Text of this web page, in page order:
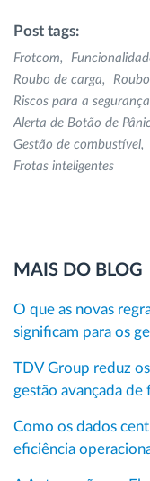
Post tags:
Frotcom
Roubo de carga
Riscos para a segurança
Alerta de Botão de
Gestão de combustível
Frotas inteligentes
MAIS DO BLOG
O que as novas
significam para os
TDV Group reduz
gestão avançada de
Como os dados
eficiência